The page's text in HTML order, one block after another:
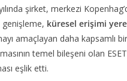
şirket, merkezi
genişleme, küresel erişimi
amaçlayan daha kapsamlı
temel bileşeni olan
eşlik etti.